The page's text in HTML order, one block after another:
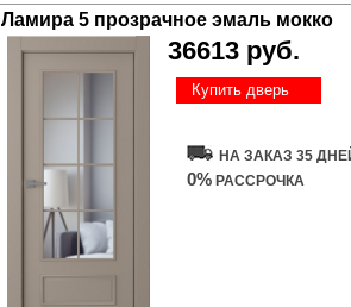
Ламира 5 прозрачное эмаль мокко
36613 руб.
Купить дверь
НА ЗАКАЗ 35
0% РАССРОЧКА